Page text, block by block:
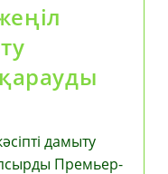
дамыту
Премьер-